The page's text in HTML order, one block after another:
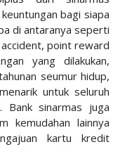
bagi siapa
di antaranya seperti
point reward
yang dilakukan,
seumur hidup,
untuk seluruh
Bank sinarmas juga
kemudahan lainnya
kartu kredit